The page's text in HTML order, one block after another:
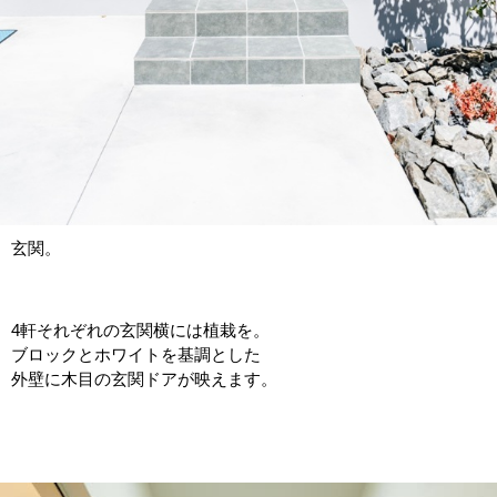
玄関。
4軒それぞれの玄関横には植栽を。
ブロックとホワイトを基調とした
外壁に木目の玄関ドアが映えます。